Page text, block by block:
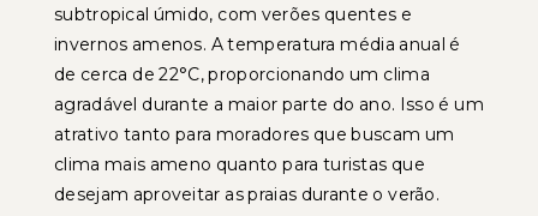
subtropical úmido, com verões quentes e
invernos amenos. A temperatura média anual é
de cerca de 22°C, proporcionando um clima
agradável durante a maior parte do ano. Isso é um
atrativo tanto para moradores que buscam um
clima mais ameno quanto para turistas que
desejam aproveitar as praias durante o verão.